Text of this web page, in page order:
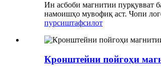
Ин асбоби магнитии пурқувват
намоишҳо мувофиқ аст. Чопи
пурсиштафсилот
Кронштейни пойгоҳи